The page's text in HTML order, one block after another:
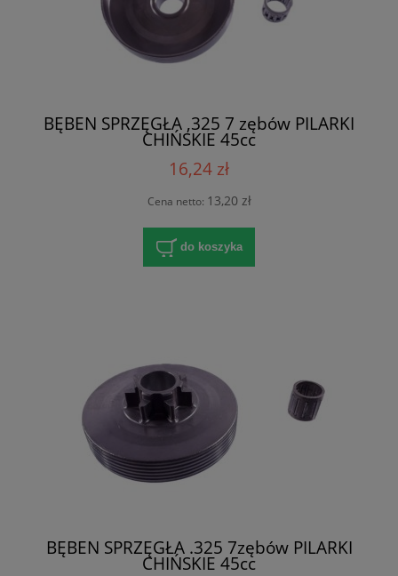
BĘBEN SPRZĘGŁA ,325 7 zębów PILARKI
CHIŃSKIE 45cc
16,24 zł
Cena netto: 13,20 zł
do koszyka
BĘBEN SPRZĘGŁA .325 7zębów PILARKI
CHIŃSKIE 45cc